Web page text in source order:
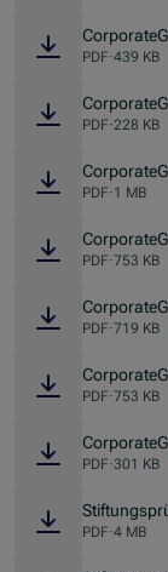
PDF·439 KB
PDF·228 KB
PDF·1 MB
PDF·753 KB
PDF·719 KB
PDF·753 KB
PDF·301 KB
PDF·4 MB